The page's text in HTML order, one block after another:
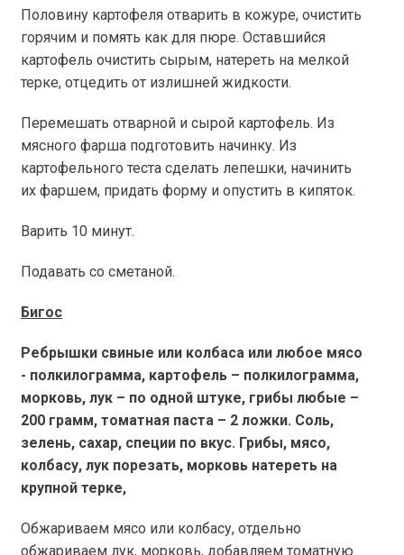
Половину картофеля отварить в кожуре, очистить
горячим и помять как для пюре. Оставшийся
картофель очистить сырым, натереть на мелкой
терке, отцедить от излишней жидкости.
Перемешать отварной и сырой картофель. Из
мясного фарша подготовить начинку. Из
картофельного теста сделать лепешки, начинить
их фаршем, придать форму и опустить в кипяток.
Варить 10 минут.
Подавать со сметаной.
Бигос
Ребрышки свиные или колбаса или любое мясо
- полкилограмма, картофель – полкилограмма,
морковь, лук – по одной штуке, грибы любые –
200 грамм, томатная паста – 2 ложки. Соль,
зелень, сахар, специи по вкус. Грибы, мясо,
колбасу, лук порезать, морковь натереть на
крупной терке,
Обжариваем мясо или колбасу, отдельно
обжариваем лук, морковь, добавляем томатную